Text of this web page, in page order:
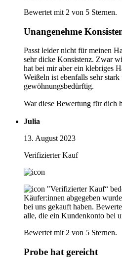
Bewertet mit 2 von 5 Sternen.
Unangenehme
Passt leider nicht für meinen
sehr dicke Konsistenz. Zwar
hat bei mir aber ein klebriges
Weißeln ist ebenfalls sehr
gewöhnungsbedürftig.
War diese Bewertung für dich
Julia
13. August 2023
Verifizierter Kauf
"Verifizierter Kauf“
Käufer:innen abgegeben
bei uns gekauft haben.
alle, die ein Kundenkonto bei
Bewertet mit 2 von 5 Sternen.
Probe hat gereicht